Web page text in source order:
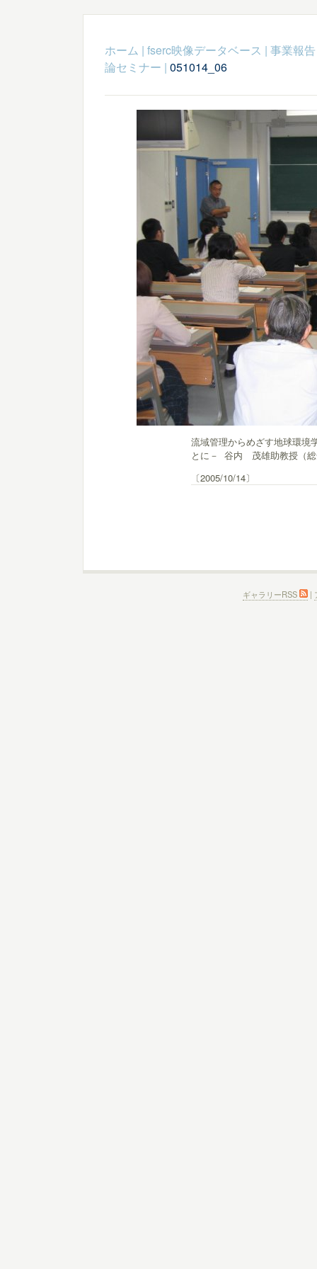
ホーム | fserc映像データベース | 事業報告
論セミナー | 051014_06
流域管理からめざす地球環境
とに－ 谷内 茂雄助教授（総
〔2005/10/14〕
ギャラリーRSS |